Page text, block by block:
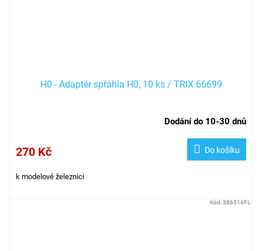
H0 - Adaptér spřáhla H0, 10 ks / TRIX 66699
Dodání do 10-30 dnů
270 Kč Do košíku
k modelové železnici
Kód:386516FL